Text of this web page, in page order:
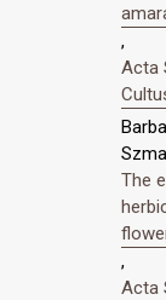
,
Acta
The
,
Acta